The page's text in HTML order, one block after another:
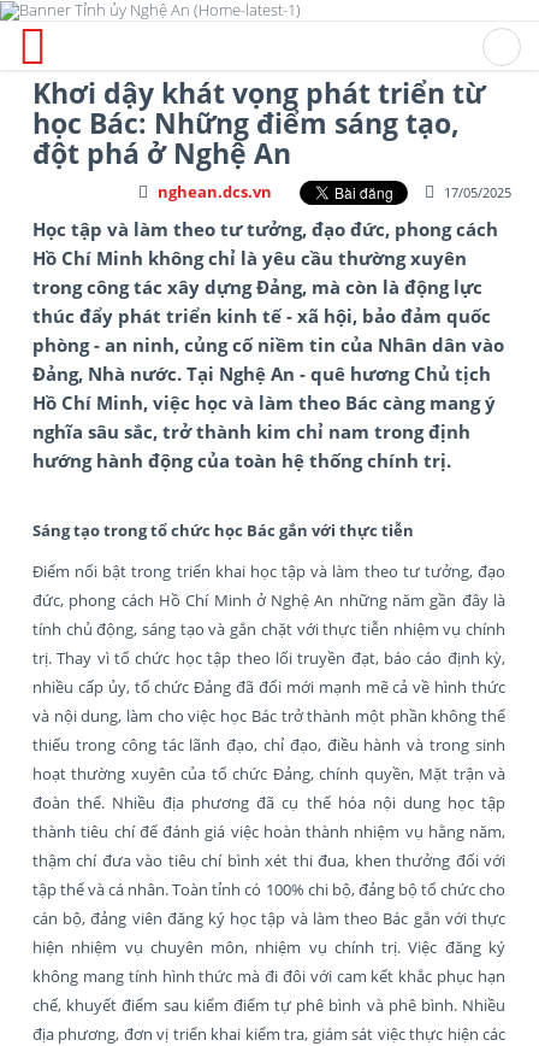
Khơi dậy khát vọng phát triển từ
học Bác: Những điểm sáng tạo,
đột phá ở Nghệ An
17/05/2025
nghean.dcs.vn
Học tập và làm theo tư tưởng, đạo đức, phong cách
Hồ Chí Minh không chỉ là yêu cầu thường xuyên
trong công tác xây dựng Đảng, mà còn là động lực
thúc đẩy phát triển kinh tế - xã hội, bảo đảm quốc
phòng - an ninh, củng cố niềm tin của Nhân dân vào
Đảng, Nhà nước. Tại Nghệ An - quê hương Chủ tịch
Hồ Chí Minh, việc học và làm theo Bác càng mang ý
nghĩa sâu sắc, trở thành kim chỉ nam trong định
hướng hành động của toàn hệ thống chính trị.
Sáng tạo trong tổ chức học Bác gắn với thực tiễn
Điểm nổi bật trong triển khai học tập và làm theo tư tưởng, đạo
đức, phong cách Hồ Chí Minh ở Nghệ An những năm gần đây là
tính chủ động, sáng tạo và gắn chặt với thực tiễn nhiệm vụ chính
trị. Thay vì tổ chức học tập theo lối truyền đạt, báo cáo định kỳ,
nhiều cấp ủy, tổ chức Đảng đã đổi mới mạnh mẽ cả về hình thức
và nội dung, làm cho việc học Bác trở thành một phần không thể
thiếu trong công tác lãnh đạo, chỉ đạo, điều hành và trong sinh
hoạt thường xuyên của tổ chức Đảng, chính quyền, Mặt trận và
đoàn thể. Nhiều địa phương đã cụ thể hóa nội dung học tập
thành tiêu chí để đánh giá việc hoàn thành nhiệm vụ hằng năm,
thậm chí đưa vào tiêu chí bình xét thi đua, khen thưởng đối với
tập thể và cá nhân. Toàn tỉnh có 100% chi bộ, đảng bộ tổ chức cho
cán bộ, đảng viên đăng ký học tập và làm theo Bác gắn với thực
hiện nhiệm vụ chuyên môn, nhiệm vụ chính trị. Việc đăng ký
không mang tính hình thức mà đi đôi với cam kết khắc phục hạn
chế, khuyết điểm sau kiểm điểm tự phê bình và phê bình. Nhiều
địa phương, đơn vị triển khai kiểm tra, giám sát việc thực hiện các